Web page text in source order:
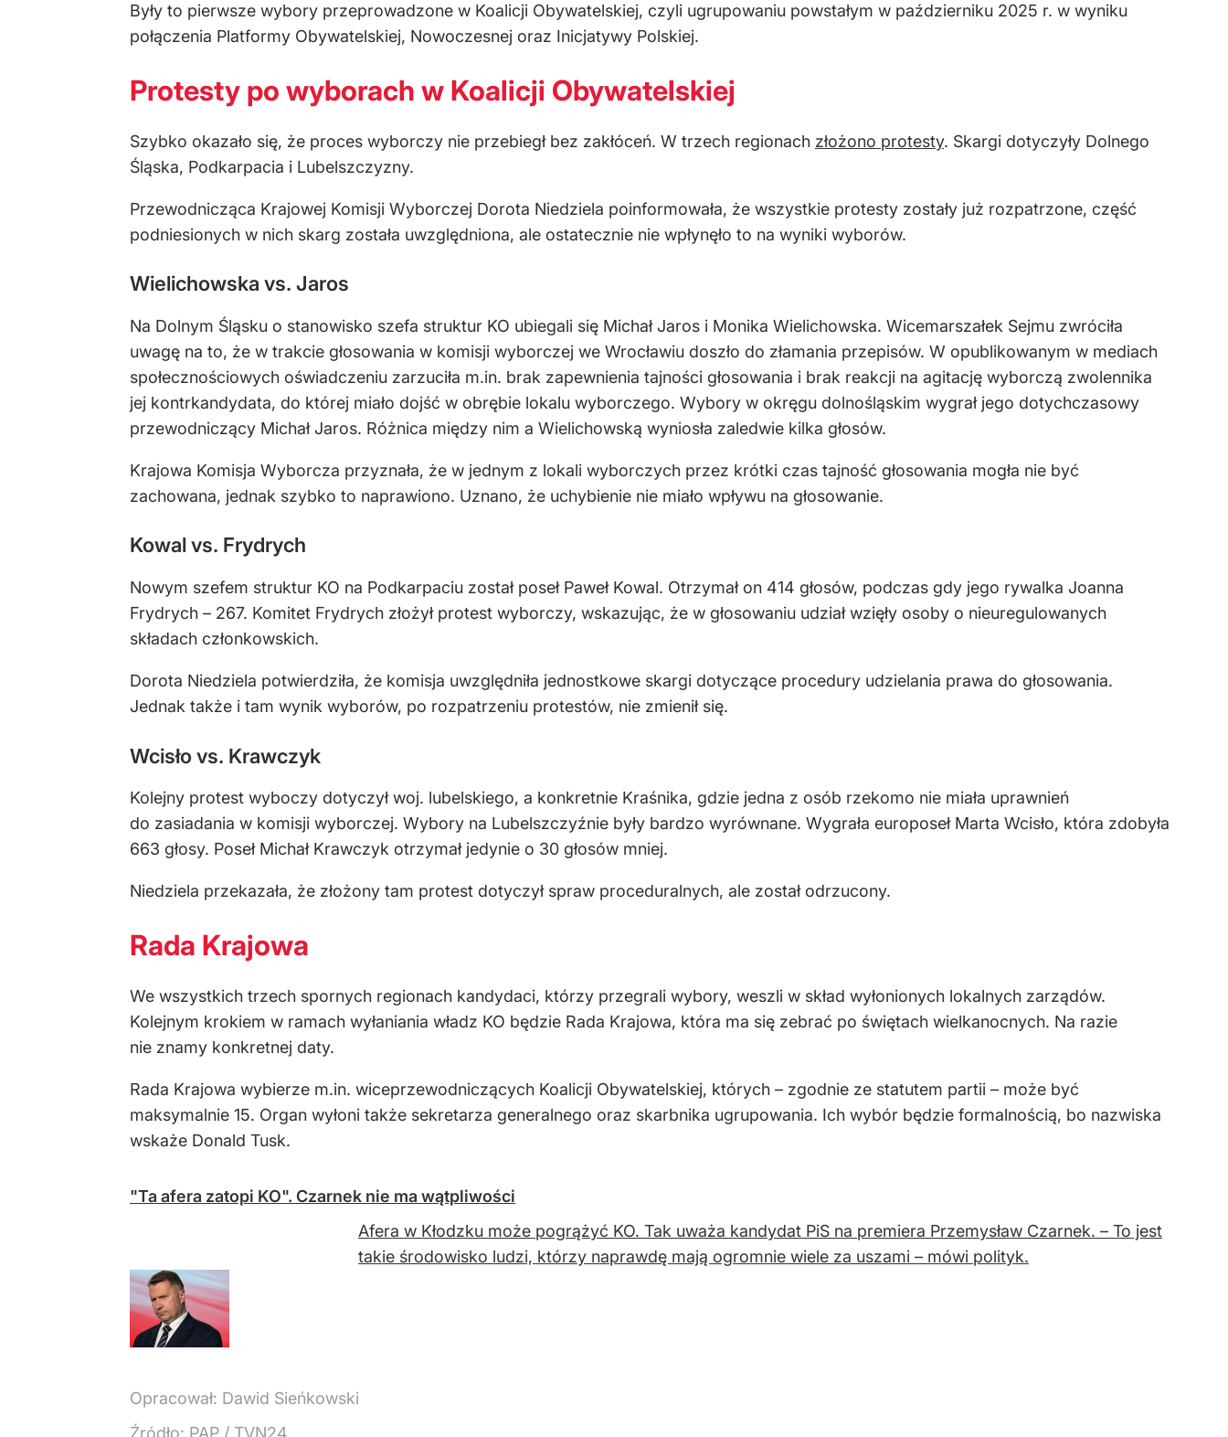
Były to pierwsze wybory przeprowadzone w Koalicji Obywatelskiej, czyli ugrupowaniu powstałym w październiku 2025 r. w wyniku
połączenia Platformy Obywatelskiej, Nowoczesnej oraz Inicjatywy Polskiej.
Protesty po wyborach w Koalicji Obywatelskiej
Szybko okazało się, że proces wyborczy nie przebiegł bez zakłóceń. W trzech regionach złożono protesty. Skargi dotyczyły Dolnego
Śląska, Podkarpacia i Lubelszczyzny.
Przewodnicząca Krajowej Komisji Wyborczej Dorota Niedziela poinformowała, że wszystkie protesty zostały już rozpatrzone, część
podniesionych w nich skarg została uwzględniona, ale ostatecznie nie wpłynęło to na wyniki wyborów.
Wielichowska vs. Jaros
Na Dolnym Śląsku o stanowisko szefa struktur KO ubiegali się Michał Jaros i Monika Wielichowska. Wicemarszałek Sejmu zwróciła
uwagę na to, że w trakcie głosowania w komisji wyborczej we Wrocławiu doszło do złamania przepisów. W opublikowanym w mediach
społecznościowych oświadczeniu zarzuciła m.in. brak zapewnienia tajności głosowania i brak reakcji na agitację wyborczą zwolennika
jej kontrkandydata, do której miało dojść w obrębie lokalu wyborczego. Wybory w okręgu dolnośląskim wygrał jego dotychczasowy
przewodniczący Michał Jaros. Różnica między nim a Wielichowską wyniosła zaledwie kilka głosów.
Krajowa Komisja Wyborcza przyznała, że w jednym z lokali wyborczych przez krótki czas tajność głosowania mogła nie być
zachowana, jednak szybko to naprawiono. Uznano, że uchybienie nie miało wpływu na głosowanie.
Kowal vs. Frydrych
Nowym szefem struktur KO na Podkarpaciu został poseł Paweł Kowal. Otrzymał on 414 głosów, podczas gdy jego rywalka Joanna
Frydrych – 267. Komitet Frydrych złożył protest wyborczy, wskazując, że w głosowaniu udział wzięły osoby o nieuregulowanych
składach członkowskich.
Dorota Niedziela potwierdziła, że komisja uwzględniła jednostkowe skargi dotyczące procedury udzielania prawa do głosowania.
Jednak także i tam wynik wyborów, po rozpatrzeniu protestów, nie zmienił się.
Wcisło vs. Krawczyk
Kolejny protest wyboczy dotyczył woj. lubelskiego, a konkretnie Kraśnika, gdzie jedna z osób rzekomo nie miała uprawnień
do zasiadania w komisji wyborczej. Wybory na Lubelszczyźnie były bardzo wyrównane. Wygrała europoseł Marta Wcisło, która zdobyła
663 głosy. Poseł Michał Krawczyk otrzymał jedynie o 30 głosów mniej.
Niedziela przekazała, że złożony tam protest dotyczył spraw proceduralnych, ale został odrzucony.
Rada Krajowa
We wszystkich trzech spornych regionach kandydaci, którzy przegrali wybory, weszli w skład wyłonionych lokalnych zarządów.
Kolejnym krokiem w ramach wyłaniania władz KO będzie Rada Krajowa, która ma się zebrać po świętach wielkanocnych. Na razie
nie znamy konkretnej daty.
Rada Krajowa wybierze m.in. wiceprzewodniczących Koalicji Obywatelskiej, których – zgodnie ze statutem partii – może być
maksymalnie 15. Organ wyłoni także sekretarza generalnego oraz skarbnika ugrupowania. Ich wybór będzie formalnością, bo nazwiska
wskaże Donald Tusk.
"Ta afera zatopi KO". Czarnek nie ma wątpliwości
Afera w Kłodzku może pogrążyć KO. Tak uważa kandydat PiS na premiera Przemysław Czarnek. – To jest
takie środowisko ludzi, którzy naprawdę mają ogromnie wiele za uszami – mówi polityk.
Opracował: Dawid Sieńkowski
Źródło: PAP / TVN24